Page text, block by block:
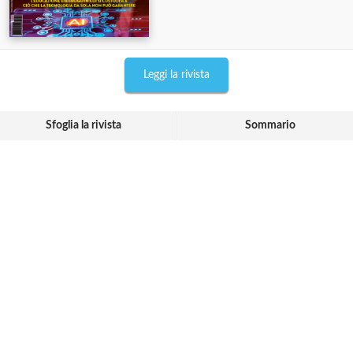
Leggi la rivista
Sfoglia la rivista Sommario